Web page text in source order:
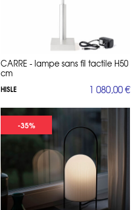
CARRE - lampe sans fil tactile H50
cm
HISLE 1 080,00 €
-35%